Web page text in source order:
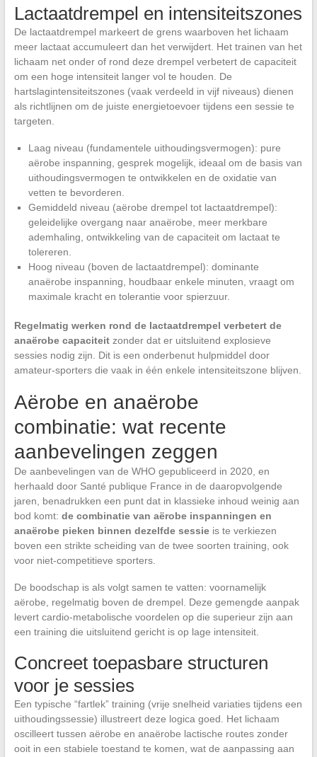
Lactaatdrempel en intensiteitszones
De lactaatdrempel markeert de grens waarboven het lichaam
meer lactaat accumuleert dan het verwijdert. Het trainen van het
lichaam net onder of rond deze drempel verbetert de capaciteit
om een hoge intensiteit langer vol te houden. De
hartslagintensiteitszones (vaak verdeeld in vijf niveaus) dienen
als richtlijnen om de juiste energietoevoer tijdens een sessie te
targeten.
Laag niveau (fundamentele uithoudingsvermogen): pure
aërobe inspanning, gesprek mogelijk, ideaal om de basis van
uithoudingsvermogen te ontwikkelen en de oxidatie van
vetten te bevorderen.
Gemiddeld niveau (aërobe drempel tot lactaatdrempel):
geleidelijke overgang naar anaërobe, meer merkbare
ademhaling, ontwikkeling van de capaciteit om lactaat te
tolereren.
Hoog niveau (boven de lactaatdrempel): dominante
anaërobe inspanning, houdbaar enkele minuten, vraagt om
maximale kracht en tolerantie voor spierzuur.
Regelmatig werken rond de lactaatdrempel verbetert de
anaërobe capaciteitzonder dat er uitsluitend explosieve
sessies nodig zijn. Dit is een onderbenut hulpmiddel door
amateur-sporters die vaak in één enkele intensiteitszone blijven.
Aërobe en anaërobe
combinatie: wat recente
aanbevelingen zeggen
De aanbevelingen van de WHO gepubliceerd in 2020, en
herhaald door Santé publique France in de daaropvolgende
jaren, benadrukken een punt dat in klassieke inhoud weinig aan
bod komt: de combinatie van aërobe inspanningen en
anaërobe pieken binnen dezelfde sessieis te verkiezen
boven een strikte scheiding van de twee soorten training, ook
voor niet-competitieve sporters.
De boodschap is als volgt samen te vatten: voornamelijk
aërobe, regelmatig boven de drempel. Deze gemengde aanpak
levert cardio-metabolische voordelen op die superieur zijn aan
een training die uitsluitend gericht is op lage intensiteit.
Concreet toepasbare structuren
voor je sessies
Een typische “fartlek” training (vrije snelheid variaties tijdens een
uithoudingssessie) illustreert deze logica goed. Het lichaam
oscilleert tussen aërobe en anaërobe lactische routes zonder
ooit in een stabiele toestand te komen, wat de aanpassing aan